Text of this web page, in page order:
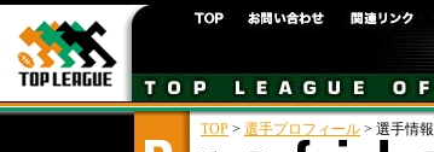
TOP > 選手プロフィール > 選手情報